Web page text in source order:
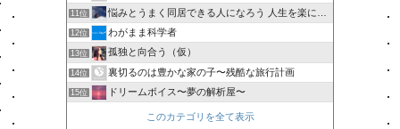
11位 悩みとうまく同居できる人になろう 人生を楽に生きる簡単な…
12位 わがまま科学者
13位 孤独と向合う（仮）
14位 裏切るのは豊かな家の子〜残酷な旅行計画
15位 ドリームボイス〜夢の解析屋〜
このカテゴリを全て表示